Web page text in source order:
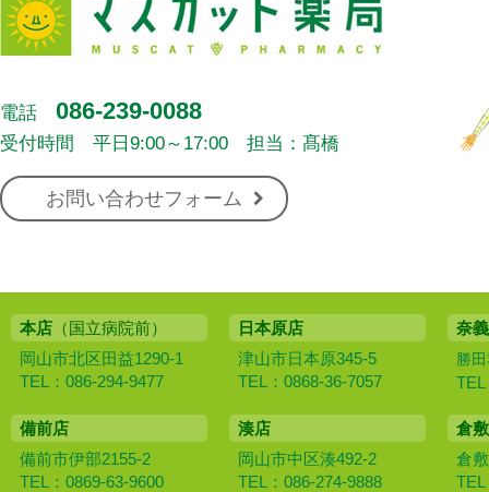
電話 086-239-0088
受付時間 平日9:00～17:00 担当：髙橋
お問い合わせフォーム
本店 （国立病院前）
岡山市北区田益1290-1
TEL：086-294-9477
日本原店
津山市日本原345-5
TEL：0868-36-7057
奈
勝
TEL
備前店
備前市伊部2155-2
TEL：0869-63-9600
湊店
岡山市中区湊492-2
TEL：086-274-9888
倉
倉
TEL